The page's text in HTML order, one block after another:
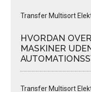
Transfer Multisort
HVORDAN
MASKINER
Transfer Multisort